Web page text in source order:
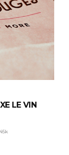
LE VIN